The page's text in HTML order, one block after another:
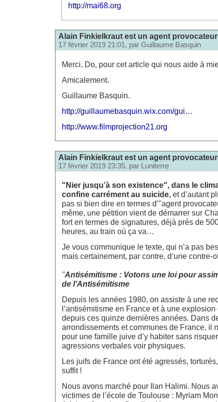
http://mai68.org
Alain Finkielkraut est un agent
17 février 2019 21:01, par Guillaume Basquin
Merci, Do, pour cet article qui nous aide à
Amicalement.
Guillaume Basquin.
http://guillaumebasquin.wix.com/gui…
http://www.filmprojection21.org
Alain Finkielkraut est un agent
17 février 2019 23:35, par Luniterre
"Nier jusqu’à son existence", dans le
confine carrément au suicide, et d’autant
pas si bien dire en termes d’"agent
même, une pétition vient de démarrer sur
fort en termes de signatures, déjà près de
heures, au train où ça va…
Je vous communique le texte, qui n’a pas
mais certainement, par contre, d’une
"Antisémitisme : Votons une loi pour
de l’Antisémitisme
Depuis les années 1980, on assiste à une
l’antisémitisme en France et à une
depuis ces quinze dernières années. Dans
arrondissements et communes de France, il
pour une famille juive d’y habiter sans
agressions verbales voir physiques.
Les juifs de France ont été agressés,
suffit !
Nous avons marché pour Ilan Halimi. Nous
victimes de l’école de Toulouse : Myriam